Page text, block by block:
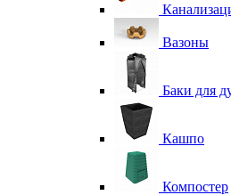
Вазоны
Баки для
Кашпо
Компостер